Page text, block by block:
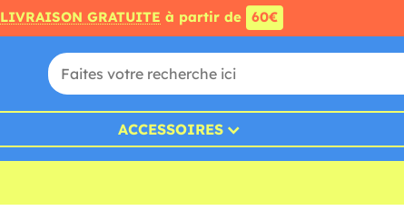
LIVRAISON GRATUITE à partir de 60€
ACCESSOIRES